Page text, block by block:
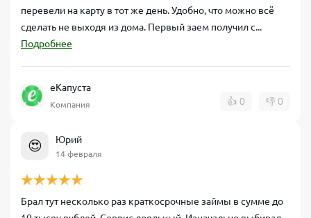
перевели на карту в тот же день. Удобно, что можно всё
сделать не выходя из дома. Первый заем получил с...
Подробнее
еКапуста
Компания 👍 0 👎 0
😍 Юрий
14 февраля
Брал тут несколько раз краткосрочные займы в сумме до